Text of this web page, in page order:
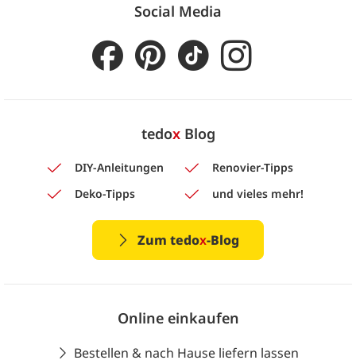
Social Media
tedoxBlog
DIY-Anleitungen
Renovier-Tipps
Deko-Tipps
und vieles mehr!
Zum tedox-Blog
Online einkaufen
Bestellen & nach Hause liefern lassen